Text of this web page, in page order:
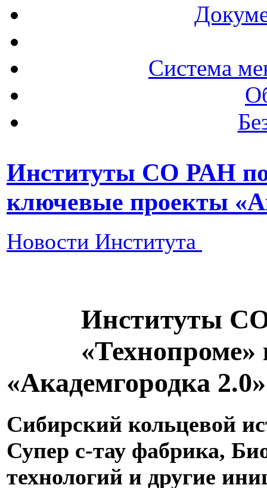
Система
Институты СО РАН
ключевые проекты
Новости Института
Институты
«Академгородка 2.0»
Сибирский кольцевой
Супер с-тау фабрика,
технологий и другие